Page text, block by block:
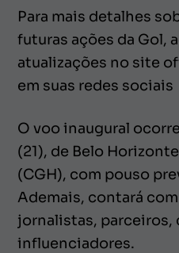
Para mais detalhes
futuras ações da Gol,
atualizações no site
em suas redes sociais
O voo inaugural
(21), de Belo
(CGH), com pouso
Ademais, contará
jornalistas, parceiros,
influenciadores.